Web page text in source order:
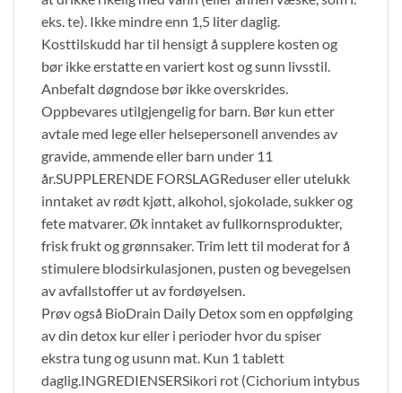
eks. te). Ikke mindre enn 1,5 liter daglig.
Kosttilskudd har til hensigt å supplere kosten og
bør ikke erstatte en variert kost og sunn livsstil.
Anbefalt døgndose bør ikke overskrides.
Oppbevares utilgjengelig for barn. Bør kun etter
avtale med lege eller helsepersonell anvendes av
gravide, ammende eller barn under 11
år.SUPPLERENDE FORSLAGReduser eller utelukk
inntaket av rødt kjøtt, alkohol, sjokolade, sukker og
fete matvarer. Øk inntaket av fullkornsprodukter,
frisk frukt og grønnsaker. Trim lett til moderat for å
stimulere blodsirkulasjonen, pusten og bevegelsen
av avfallstoffer ut av fordøyelsen.
Prøv også BioDrain Daily Detox som en oppfølging
av din detox kur eller i perioder hvor du spiser
ekstra tung og usunn mat. Kun 1 tablett
daglig.INGREDIENSERSikori rot (Cichorium intybus